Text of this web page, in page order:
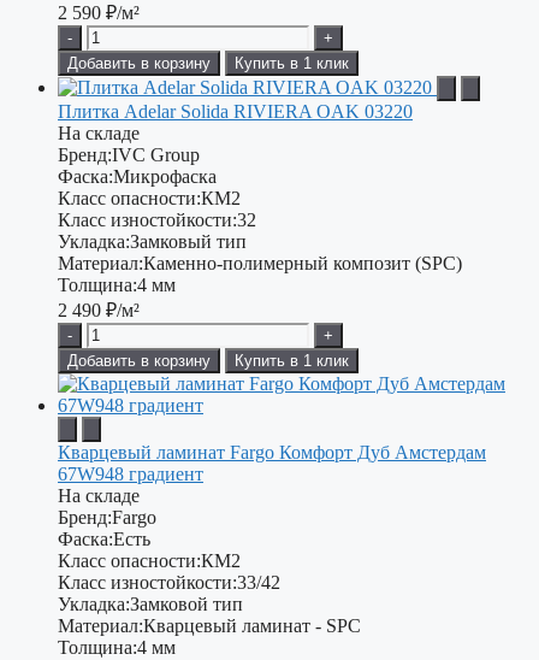
2 590 ₽/м²
-
+
Добавить в корзину
Купить в 1 клик
Плитка Adelar Solida RIVIERA OAK 03220
На складе
Бренд:IVC Group
Фаска:Микрофаска
Класс опасности:КМ2
Класс изностойкости:32
Укладка:Замковый тип
Материал:Каменно-полимерный композит (SPC)
Толщина:4 мм
2 490 ₽/м²
-
+
Добавить в корзину
Купить в 1 клик
Кварцевый ламинат Fargo Комфорт Дуб Амстердам
67W948 градиент
На складе
Бренд:Fargo
Фаска:Есть
Класс опасности:КМ2
Класс изностойкости:33/42
Укладка:Замковой тип
Материал:Кварцевый ламинат - SPC
Толщина:4 мм